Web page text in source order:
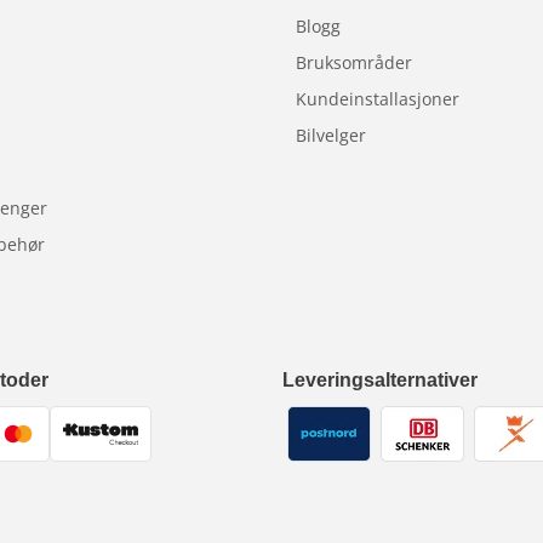
Blogg
Bruksområder
Kundeinstallasjoner
Bilvelger
Leveringsalternativer